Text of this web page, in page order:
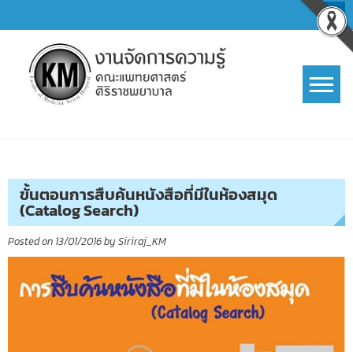
to
content
ขั้นตอนการสืบค้นหนังสือที่มีในห้องสมุด
(Catalog Search)
Posted on 13/01/2016by Siriraj_KM